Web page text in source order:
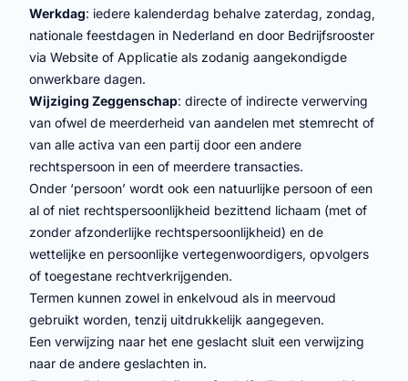
Werkdag: iedere kalenderdag behalve zaterdag, zondag,
nationale feestdagen in Nederland en door Bedrijfsrooster
via Website of Applicatie als zodanig aangekondigde
onwerkbare dagen.
Wijziging Zeggenschap: directe of indirecte verwerving
van ofwel de meerderheid van aandelen met stemrecht of
van alle activa van een partij door een andere
rechtspersoon in een of meerdere transacties.
Onder ‘persoon’ wordt ook een natuurlijke persoon of een
al of niet rechtspersoonlijkheid bezittend lichaam (met of
zonder afzonderlijke rechtspersoonlijkheid) en de
wettelijke en persoonlijke vertegenwoordigers, opvolgers
of toegestane rechtverkrijgenden.
Termen kunnen zowel in enkelvoud als in meervoud
gebruikt worden, tenzij uitdrukkelijk aangegeven.
Een verwijzing naar het ene geslacht sluit een verwijzing
naar de andere geslachten in.